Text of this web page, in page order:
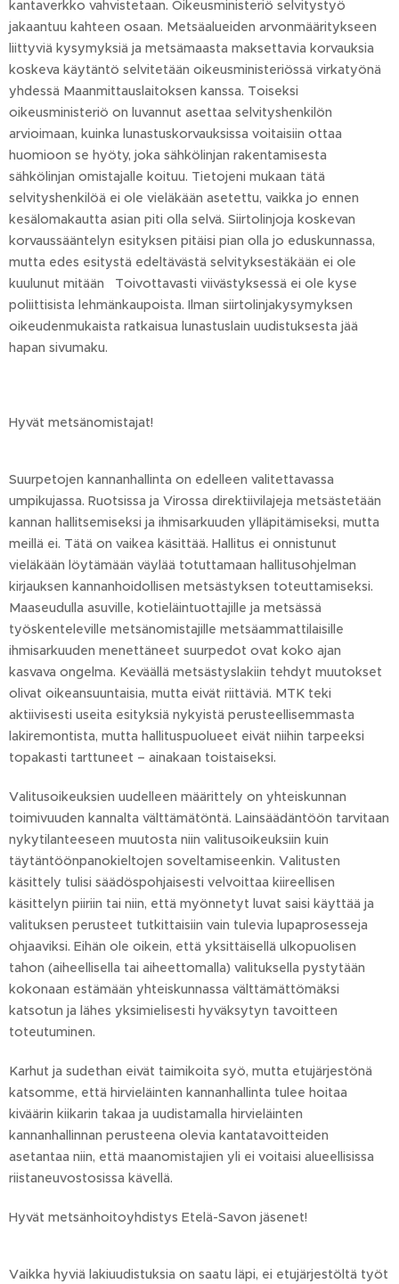
kantaverkko vahvistetaan. Oikeusministeriö selvitystyö
jakaantuu kahteen osaan. Metsäalueiden arvonmääritykseen
liittyviä kysymyksiä ja metsämaasta maksettavia korvauksia
koskeva käytäntö selvitetään oikeusministeriössä virkatyönä
yhdessä Maanmittauslaitoksen kanssa. Toiseksi
oikeusministeriö on luvannut asettaa selvityshenkilön
arvioimaan, kuinka lunastuskorvauksissa voitaisiin ottaa
huomioon se hyöty, joka sähkölinjan rakentamisesta
sähkölinjan omistajalle koituu. Tietojeni mukaan tätä
selvityshenkilöä ei ole vieläkään asetettu, vaikka jo ennen
kesälomakautta asian piti olla selvä. Siirtolinjoja koskevan
korvaussääntelyn esityksen pitäisi pian olla jo eduskunnassa,
mutta edes esitystä edeltävästä selvityksestäkään ei ole
kuulunut mitään Toivottavasti viivästyksessä ei ole kyse
poliittisista lehmänkaupoista. Ilman siirtolinjakysymyksen
oikeudenmukaista ratkaisua lunastuslain uudistuksesta jää
hapan sivumaku.
Hyvät metsänomistajat!
Suurpetojen kannanhallinta on edelleen valitettavassa
umpikujassa. Ruotsissa ja Virossa direktiivilajeja metsästetään
kannan hallitsemiseksi ja ihmisarkuuden ylläpitämiseksi, mutta
meillä ei. Tätä on vaikea käsittää. Hallitus ei onnistunut
vieläkään löytämään väylää totuttamaan hallitusohjelman
kirjauksen kannanhoidollisen metsästyksen toteuttamiseksi.
Maaseudulla asuville, kotieläintuottajille ja metsässä
työskenteleville metsänomistajille metsäammattilaisille
ihmisarkuuden menettäneet suurpedot ovat koko ajan
kasvava ongelma. Keväällä metsästyslakiin tehdyt muutokset
olivat oikeansuuntaisia, mutta eivät riittäviä. MTK teki
aktiivisesti useita esityksiä nykyistä perusteellisemmasta
lakiremontista, mutta hallituspuolueet eivät niihin tarpeeksi
topakasti tarttuneet – ainakaan toistaiseksi.
Valitusoikeuksien uudelleen määrittely on yhteiskunnan
toimivuuden kannalta välttämätöntä. Lainsäädäntöön tarvitaan
nykytilanteeseen muutosta niin valitusoikeuksiin kuin
täytäntöönpanokieltojen soveltamiseenkin. Valitusten
käsittely tulisi säädöspohjaisesti velvoittaa kiireellisen
käsittelyn piiriin tai niin, että myönnetyt luvat saisi käyttää ja
valituksen perusteet tutkittaisiin vain tulevia lupaprosesseja
ohjaaviksi. Eihän ole oikein, että yksittäisellä ulkopuolisen
tahon (aiheellisella tai aiheettomalla) valituksella pystytään
kokonaan estämään yhteiskunnassa välttämättömäksi
katsotun ja lähes yksimielisesti hyväksytyn tavoitteen
toteutuminen.
Karhut ja sudethan eivät taimikoita syö, mutta etujärjestönä
katsomme, että hirvieläinten kannanhallinta tulee hoitaa
kiväärin kiikarin takaa ja uudistamalla hirvieläinten
kannanhallinnan perusteena olevia kantatavoitteiden
asetantaa niin, että maanomistajien yli ei voitaisi alueellisissa
riistaneuvostosissa kävellä.
Hyvät metsänhoitoyhdistys Etelä-Savon jäsenet!
Vaikka hyviä lakiuudistuksia on saatu läpi, ei etujärjestöltä työt